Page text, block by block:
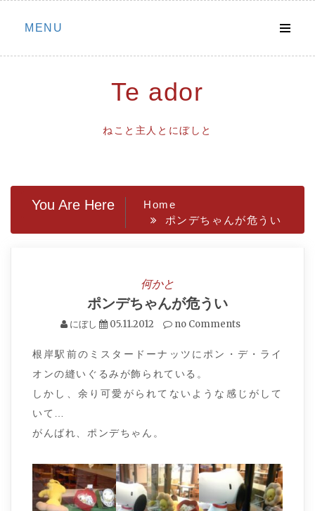
Skip
MENU
Te ador
ねこと主人とにぼしと
You Are Here
Home
ポンデちゃんが危うい
何かと
ポンデちゃんが危うい
にぼし 05.11.2012 no Comments
根岸駅前のミスタードーナッツにポン・デ・ライ
オンの縫いぐるみが飾られている。
しかし、余り可愛がられてないような感じがして
いて…
がんばれ、ポンデちゃん。